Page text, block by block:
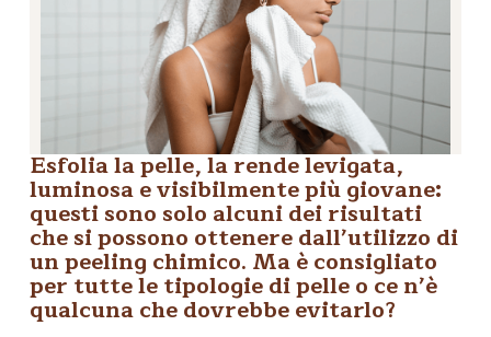
Esfolia la pelle, la rende levigata,
luminosa e visibilmente più giovane:
questi sono solo alcuni dei risultati
che si possono ottenere dall’utilizzo di
unpeeling chimico. Ma è consigliato
per tutte le tipologie di pelle o ce n’è
qualcuna che dovrebbe evitarlo?